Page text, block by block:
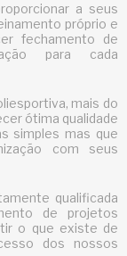
a seus
próprio e
fechamento de
para cada
, mais do
ótima qualidade
simples mas que
com seus
qualificada
de projetos
o que existe de
dos nossos